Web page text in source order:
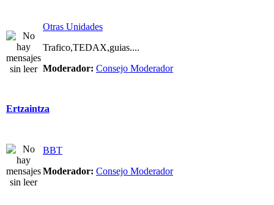
Otras Unidades
Trafico,TEDAX,guias....
Moderador: Consejo Moderador
Ertzaintza
BBT
Moderador: Consejo Moderador